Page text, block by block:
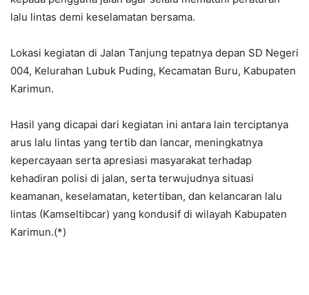
lalu lintas demi keselamatan bersama.
Lokasi kegiatan di Jalan Tanjung tepatnya depan SD Negeri
004, Kelurahan Lubuk Puding, Kecamatan Buru, Kabupaten
Karimun.
Hasil yang dicapai dari kegiatan ini antara lain terciptanya
arus lalu lintas yang tertib dan lancar, meningkatnya
kepercayaan serta apresiasi masyarakat terhadap
kehadiran polisi di jalan, serta terwujudnya situasi
keamanan, keselamatan, ketertiban, dan kelancaran lalu
lintas (Kamseltibcar) yang kondusif di wilayah Kabupaten
Karimun.(*)